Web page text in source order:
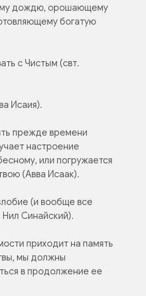
дождю, орошающему
богатую
с Чистым (свт.
Исаия).
прежде времени
настроение
или погружается
(Авва Исаак).
(и вообще все
Синайский).
приходит на память
мы должны
в продолжение ее